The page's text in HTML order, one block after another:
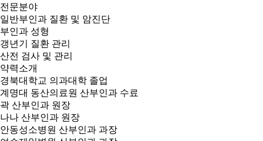
전문분야
일반부인과 질환 및 암진단
부인과 성형
갱년기 질환 관리
산전 검사 및 관리
약력소개
경북대학교 의과대학 졸업
계명대 동산의료원 산부인과 수료
곽 산부인과 원장
나나 산부인과 원장
안동성소병원 산부인과 과장